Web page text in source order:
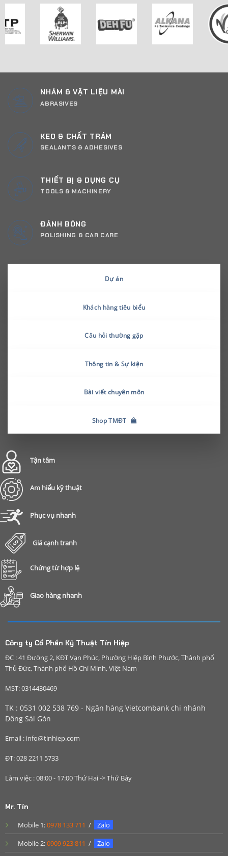
NHÁM & VẬT LIỆU MÀI
ABRASIVES
KEO & CHẤT TRÁM
SEALANTS & ADHESIVES
THIẾT BỊ & DỤNG CỤ
TOOLS & MACHINERY
ĐÁNH BÓNG
POLISHING & CAR CARE
Dự án
Khách hàng tiêu biểu
Câu hỏi thường gặp
Thông tin & Sự kiện
Bài viết chuyên môn
Shop TMĐT
Tận tâm
Am hiểu kỹ thuật
Phục vụ nhanh
Giá cạnh tranh
Chứng từ hợp lệ
Giao hàng nhanh
Công ty Cổ Phần Kỹ Thuật Tín Hiệp
ĐC : 41 Đường 2, KĐT Vạn Phúc, Phường Hiệp Bình Phước, Thành phố
Thủ Đức, Thành phố Hồ Chí Minh, Việt Nam
MST: 0314430469
TK : 0531 002 538 769 - Ngân hàng Vietcombank chi nhánh
Đông Sài Gòn
Email : info@tinhiep.com
ĐT: 028 2211 5733
Làm việc : 08:00 - 17:00 Thứ Hai -> Thứ Bảy
Mr. Tín
Mobile 1:0978 133 711 /
Zalo
Mobile 2:0909 923 811 /
Zalo